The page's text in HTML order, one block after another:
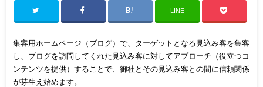
LINE
集客用ホームページ（ブログ）で、ターゲットとなる見込み客を集客
し、ブログを訪問してくれた見込み客に対してアプローチ（役立つコ
ンテンツを提供）することで、御社とその見込み客との間に信頼関係
が芽生え始めます。